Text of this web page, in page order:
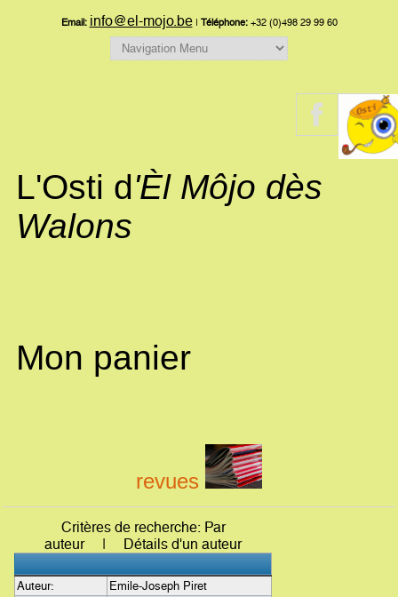
Email: info@el-mojo.be| Téléphone:+32 (0)498 29 99 60
L'Osti d'Èl Môjo dès
Walons
Mon panier
revues
Critères de recherche: Par
auteur | Détails d'un auteur
Auteur:
Emile-Joseph Piret